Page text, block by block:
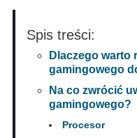
Spis treści:
Dlaczego warto
gamingowego
Na co zwrócić
gamingowego?
Procesor